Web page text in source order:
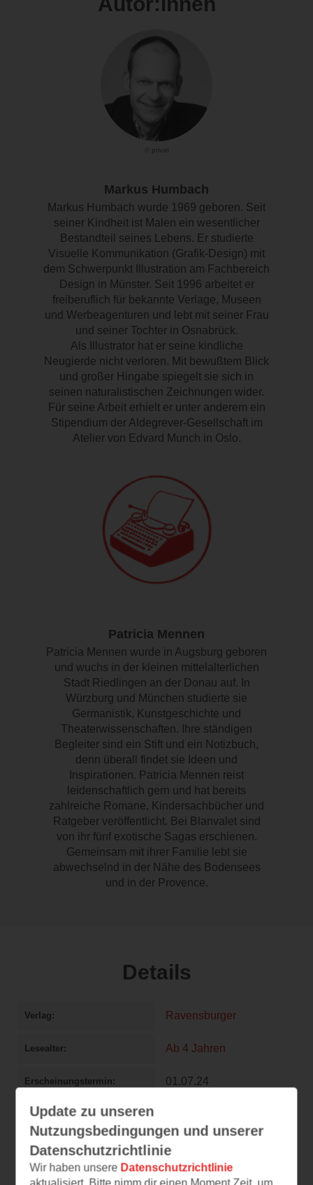
© privat
Markus Humbach
Markus Humbach wurde 1969 geboren. Seit
seiner Kindheit ist Malen ein wesentlicher
Bestandteil seines Lebens. Er studierte
Visuelle Kommunikation (Grafik-Design) mit
dem Schwerpunkt Illustration am Fachbereich
Design in Münster. Seit 1996 arbeitet er
freiberuflich für bekannte Verlage, Museen
und Werbeagenturen und lebt mit seiner Frau
und seiner Tochter in Osnabrück.
Als Illustrator hat er seine kindliche
Neugierde nicht verloren. Mit bewußtem Blick
und großer Hingabe spiegelt sie sich in
seinen naturalistischen Zeichnungen wider.
Für seine Arbeit erhielt er unter anderem ein
Stipendium der Aldegrever-Gesellschaft im
Atelier von Edvard Munch in Oslo.
Patricia Mennen
Patricia Mennen wurde in Augsburg geboren
und wuchs in der kleinen mittelalterlichen
Stadt Riedlingen an der Donau auf. In
Würzburg und München studierte sie
Germanistik, Kunstgeschichte und
Theaterwissenschaften. Ihre ständigen
Begleiter sind ein Stift und ein Notizbuch,
denn überall findet sie Ideen und
Inspirationen. Patricia Mennen reist
leidenschaftlich gern und hat bereits
zahlreiche Romane, Kindersachbücher und
Ratgeber veröffentlicht. Bei Blanvalet sind
von ihr fünf exotische Sagas erschienen.
Gemeinsam mit ihrer Familie lebt sie
abwechselnd in der Nähe des Bodensees
und in der Provence.
Details
Verlag Ravensburger
Lesealter Ab 4 Jahren
Erscheinungstermin 01.07.24
Seitenanzahl
ISBN 978-3-473-60064-9
Preis DE14,99 €
Update zu unseren
Nutzungsbedingungen und unserer
Datenschutzrichtlinie
Wir haben unsere Datenschutzrichtlinie